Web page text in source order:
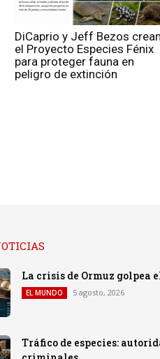
DiCaprio y Jeff Bezos crean
el Proyecto Especies Fénix
para proteger fauna en
peligro de extinción
La crisis de Ormuz golpea
EL MUNDO 5 agosto, 2026
Tráfico de especies: